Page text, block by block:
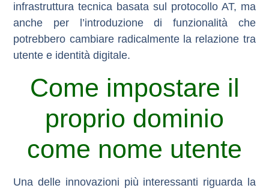
infrastruttura tecnica basata sul protocollo AT, ma
anche per l’introduzione di funzionalità che
potrebbero cambiare radicalmente la relazione tra
utente e identità digitale.
Come impostare il
proprio dominio
come nome utente
Una delle innovazioni più interessanti riguarda la